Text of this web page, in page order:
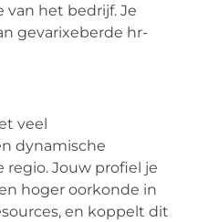
het bedrijf. Je
gevarixeberde hr-
veel
dynamische
Jouw profiel je
hoger oorkonde in
en koppelt dit